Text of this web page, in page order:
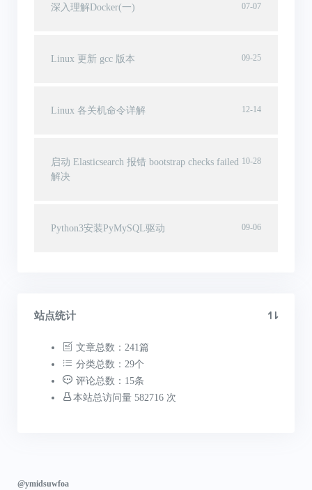
07-07
深入理解Docker(一)
09-25
Linux 更新 gcc 版本
12-14
Linux 各关机命令详解
10-28
启动 Elasticsearch 报错 bootstrap checks failed
解决
09-06
Python3安装PyMySQL驱动
站点统计
文章总数：241篇
分类总数：29个
评论总数：15条
本站总访问量 582716 次
@ymidsuwfoa